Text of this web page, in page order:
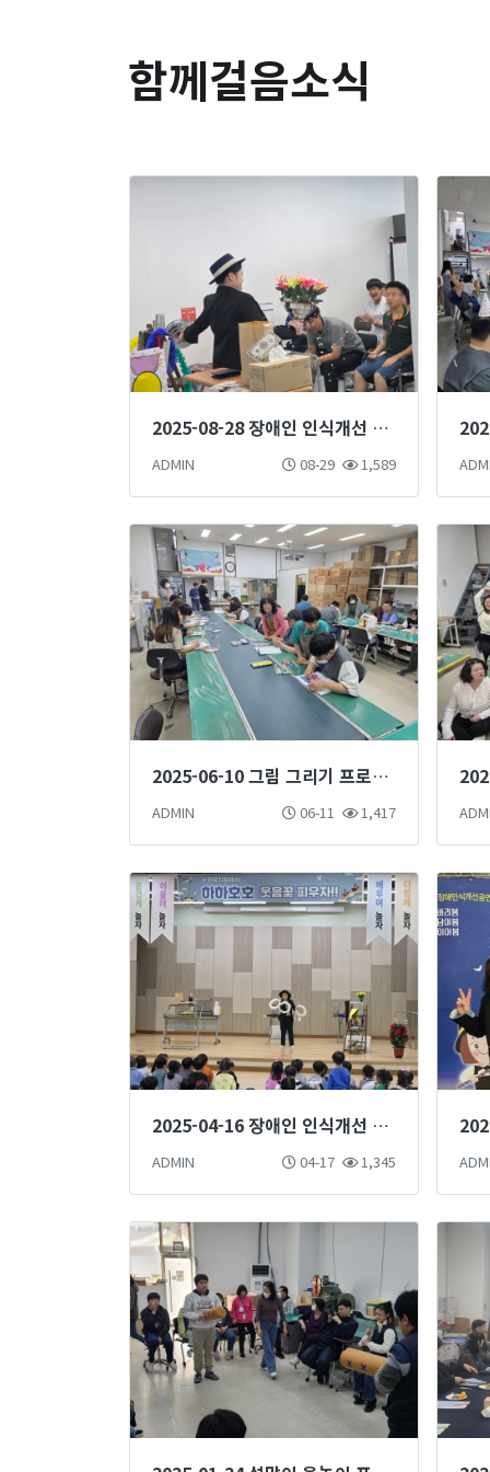
함께걸음소식
2025-08-28 장애인 인식개선 마술단 마술공연
ADMIN 08-29 1,589
2025-06-10 그림 그리기 프로그램
ADMIN 06-11 1,417
2025-04-16 장애인 인식개선 마술단 마술공연 진행
ADMIN 04-17 1,345